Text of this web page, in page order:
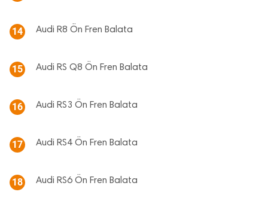
14 Audi R8 Ön Fren Balata
15 Audi RS Q8 Ön Fren Balata
16 Audi RS3 Ön Fren Balata
17 Audi RS4 Ön Fren Balata
18 Audi RS6 Ön Fren Balata